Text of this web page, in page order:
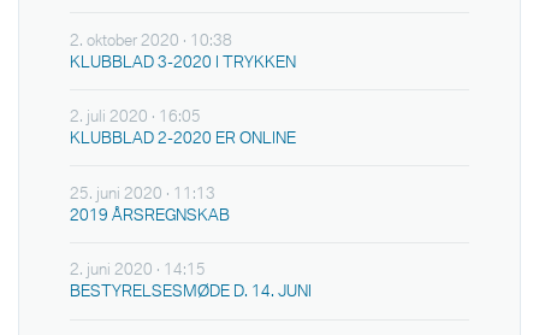
2. oktober 2020 · 10:38
KLUBBLAD 3-2020 I TRYKKEN
2. juli 2020 · 16:05
KLUBBLAD 2-2020 ER ONLINE
25. juni 2020 · 11:13
2019 ÅRSREGNSKAB
2. juni 2020 · 14:15
BESTYRELSESMØDE D. 14. JUNI